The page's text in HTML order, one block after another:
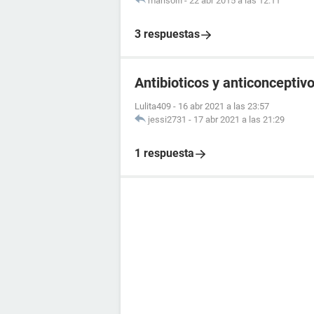
3 respuestas
Antibioticos y
Lulita409 - 16 abr 2021 a las 23:57
jessi2731 - 17 abr 2021 a las 21:29
1 respuesta